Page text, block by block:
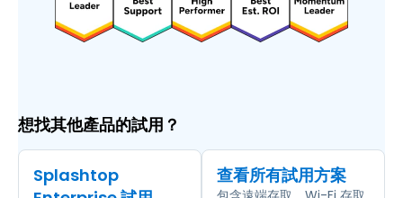
想找其他產品的試用？
Splashtop
查看所有試用方案